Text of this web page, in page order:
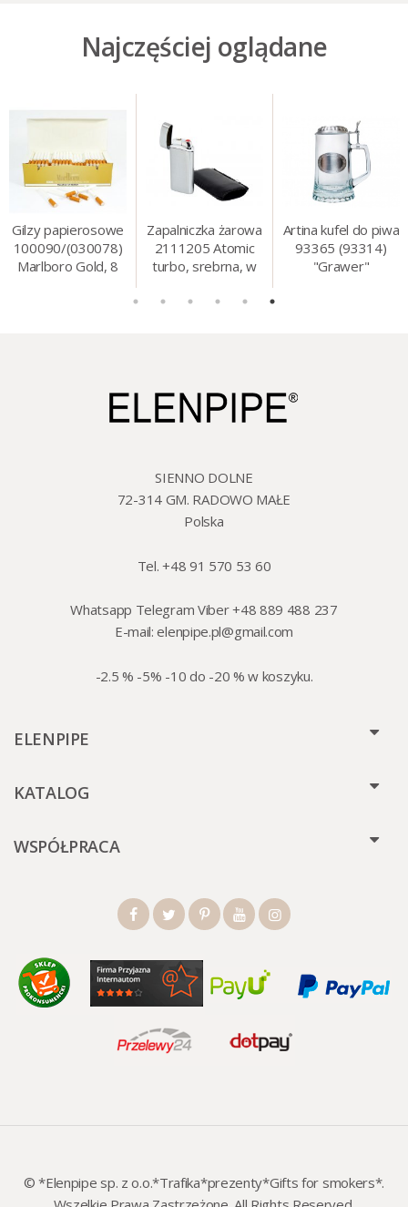
Najczęściej oglądane
Gilzy papierosowe
100090/(030078)
Marlboro Gold, 8
Zapalniczka żarowa
2111205 Atomic
turbo, srebrna, w
Artina kufel do piwa
93365 (93314)
"Grawer"
SIENNO DOLNE
72-314 GM. RADOWO MAŁE
Polska
Tel. +48 91 570 53 60
Whatsapp Telegram Viber +48 889 488 237
E-mail:elenpipe.pl@gmail.com
-2.5 % -5% -10 do -20 % w koszyku.
ELENPIPE
KATALOG
WSPÓŁPRACA
© *Elenpipe sp. z o.o.*Trafika*prezenty*Gifts for smokers*.